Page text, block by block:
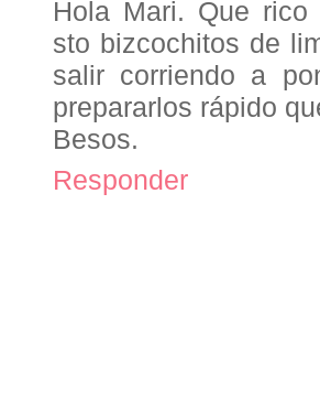
Hola Mari. Que
sto bizcochitos de
salir corriendo a
prepararlos rápido
Besos.
Responder